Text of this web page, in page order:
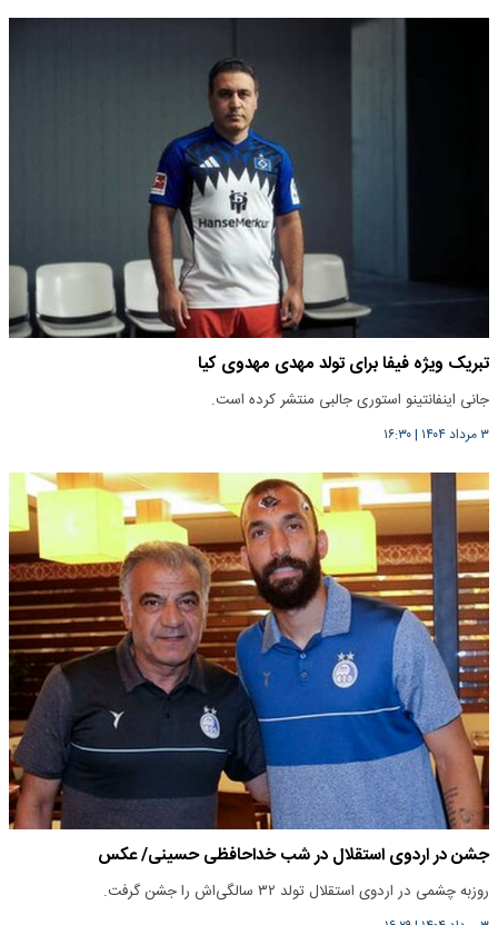
تبریک ویژه فیفا برای تولد مهدی مهدوی کیا
جانی اینفانتینو استوری جالبی منتشر کرده است.
۳ مرداد ۱۴۰۴ |۱۶:۳۰
جشن در اردوی استقلال در شب خداحافظی حسینی/ عکس
روزبه چشمی در اردوی استقلال تولد ۳۲ سالگی‌اش را جشن گرفت.